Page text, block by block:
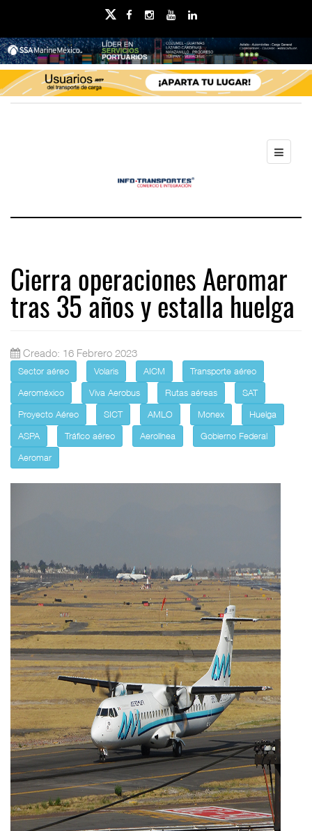
Cierra operaciones Aeromar
tras 35 años y estalla huelga
Creado: 16 Febrero 2023
Sector aéreo Volaris AICM
Transporte aéreo
Aeroméxico
Viva Aerobus Rutas aéreas
SAT
Proyecto Aéreo
SICT AMLO Monex
Huelga
ASPA
Tráfico aéreo Aerolínea
Gobierno Federal
Aeromar